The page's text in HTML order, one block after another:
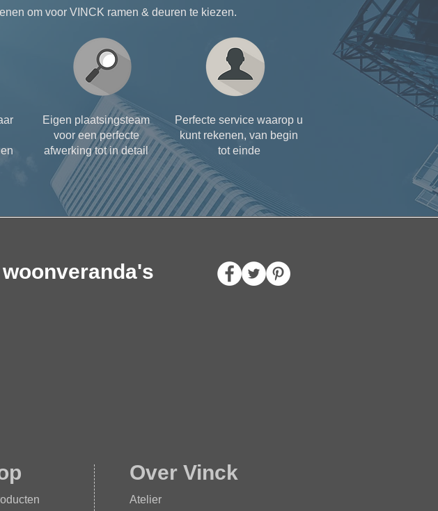
om voor VINCK ramen & deuren te kiezen.
Eigen plaatsingsteam
voor een perfecte
afwerking tot in detail
Perfecte service waarop u
kunt rekenen, van begin
tot einde
Over Vinck
Atelier